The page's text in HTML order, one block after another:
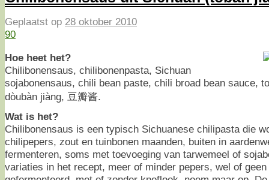
Geplaatst op 28 oktober 2010
90
Hoe heet het?
Chilibonensaus, chilibonenpasta, Sichuan
sojabonensaus, chili bean paste, chili broad bean sauce,
dòubàn jiàng, 豆瓣酱.
Wat is het?
Chilibonensaus is een typisch Sichuanese chilipasta die
chilipepers, zout en tuinbonen maanden, buiten in
fermenteren, soms met toevoeging van tarwemeel of
variaties in het recept, meer of minder pepers, wel of